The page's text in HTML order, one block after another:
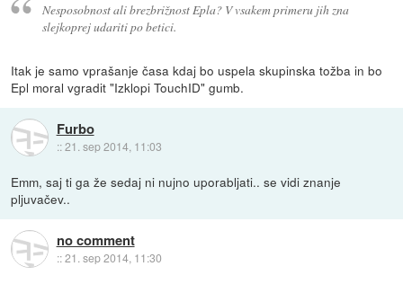
Nesposobnost ali brezbrižnost Epla? V vsakem primeru jih zna
slejkoprej udariti po betici.
Itak je samo vprašanje časa kdaj bo uspela skupinska tožba in bo
Epl moral vgradit "Izklopi TouchID" gumb.
Furbo
::21. sep 2014, 11:03
Emm, saj ti ga že sedaj ni nujno uporabljati.. se vidi znanje
pljuvačev..
no comment
::21. sep 2014, 11:30